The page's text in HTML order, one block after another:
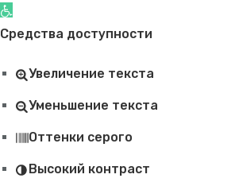
опытность;
гарантии;
невысокие цены;
бесплатные консультации;
индивидуальный подход.
Открыть панель инструментов
Средства доступности
Увеличение текста
Уменьшение текста
Оттенки серого
Высокий контраст